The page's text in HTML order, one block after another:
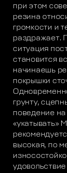
при этом
резина
громкости и
раздражает.
ситуация
становится
начинаешь
покрышки
грунту,
поведение
«укатывать»
высокая, по